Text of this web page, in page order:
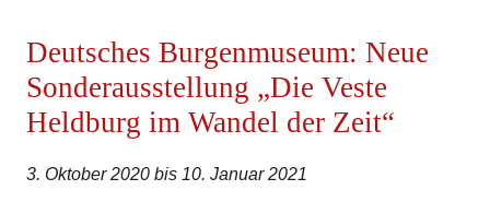
Deutsches Burgenmuseum: Neue
Sonderausstellung „Die Veste
Heldburg im Wandel der Zeit“
3. Oktober 2020 bis 10. Januar 2021